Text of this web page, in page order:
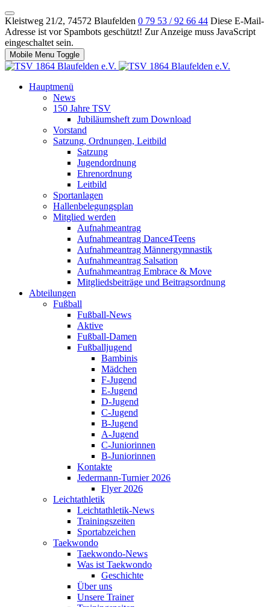
Kleistweg 21/2, 74572 Blaufelden 0 79 53 / 92 66 44 Diese E-Mail-
Adresse ist vor Spambots geschützt! Zur Anzeige muss JavaScript
eingeschaltet sein.
Mobile Menu Toggle
Hauptmenü
News
150 Jahre TSV
Jubiläumsheft zum Download
Vorstand
Satzung, Ordnungen, Leitbild
Satzung
Jugendordnung
Ehrenordnung
Leitbild
Sportanlagen
Hallenbelegungsplan
Mitglied werden
Aufnahmeantrag
Aufnahmeantrag Dance4Teens
Aufnahmeantrag Männergymnastik
Aufnahmeantrag Salsation
Aufnahmeantrag Embrace & Move
Mitgliedsbeiträge und Beitragsordnung
Abteilungen
Fußball
Fußball-News
Aktive
Fußball-Damen
Fußballjugend
Bambinis
Mädchen
F-Jugend
E-Jugend
D-Jugend
C-Jugend
B-Jugend
A-Jugend
C-Juniorinnen
B-Juniorinnen
Kontakte
Jedermann-Turnier 2026
Flyer 2026
Leichtathletik
Leichtathletik-News
Trainingszeiten
Sportabzeichen
Taekwondo
Taekwondo-News
Was ist Taekwondo
Geschichte
Über uns
Unsere Trainer